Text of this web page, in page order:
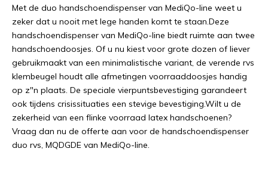
Met de duo handschoendispenser van MediQo-line weet u
zeker dat u nooit met lege handen komt te staan.Deze
handschoendispenser van MediQo-line biedt ruimte aan twee
handschoendoosjes. Of u nu kiest voor grote dozen of liever
gebruikmaakt van een minimalistische variant, de verende rvs
klembeugel houdt alle afmetingen voorraaddoosjes handig
op z"n plaats. De speciale vierpuntsbevestiging garandeert
ook tijdens crisissituaties een stevige bevestiging.Wilt u de
zekerheid van een flinke voorraad latex handschoenen?
Vraag dan nu de offerte aan voor de handschoendispenser
duo rvs, MQDGDE van MediQo-line.